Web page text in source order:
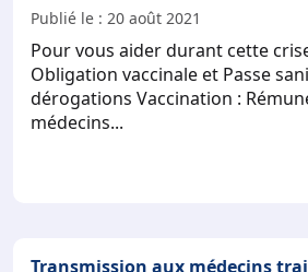
Publié le : 20 août 2021
Pour vous aider durant cette
Obligation vaccinale et Passe
dérogations Vaccination :
médecins...
Transmission aux médecins